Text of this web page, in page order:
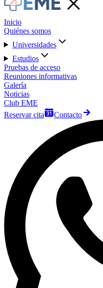
Inicio
Quiénes somos
Universidades
Estudios
Pruebas de acceso
Reuniones informativas
Galería
Noticias
Club EME
Reservar cita
Contacto